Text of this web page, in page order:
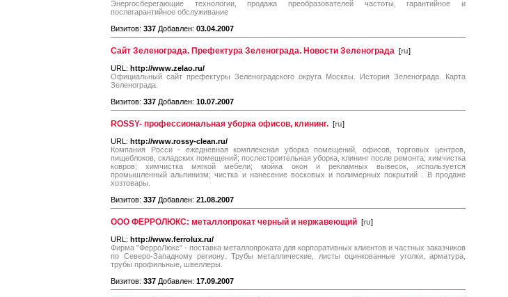
Энергосберегающие технологии, продажа преобразователей частоты, гарантийное и
послегарантийное обслуживание
Визитов: 337 Добавлен: 03.04.2007
Сайт Зеленограда. Префектура Зеленограда. Новости Зеленограда [ru]
URL: http://www.zelao.ru/
Официальный сайт префектуры Зеленоградского округа Москвы. История Зеленограда. Карта
Зеленограда.
Визитов: 337 Добавлен: 10.07.2007
ROSSY- профессиональная уборка офисов, клининг. [ru]
URL: http://www.rossy-clean.ru/
Компания Росси - ежедневная комплексная уборка помещений, офисов, торговых центров,
пищеблоков, складских помещений; послестроительная уборка, клининг после ремонта; химчистка
ковров; химчистка мягкой мебели; мойка окон и рекламных вывесок, используется
промышленный альпинизм; чистка и нанесение восковых и полимерных покрытий . В продаже
хозтовары.
Визитов: 337 Добавлен: 21.08.2007
ООО ФЕРРОЛЮКС: металлопрокат черный и нержавеющий [ru]
URL: http://www.ferrolux.ru/
Фирма "ФерроЛюкс" - поставка металлопроката для корпоративных клиентов и частных заказчиков
по Северо-Западному региону. Трубы металлические, листы оцинкованные уголки, арматура,
трубы профильные, швеллеры.
Визитов: 337 Добавлен: 17.09.2007